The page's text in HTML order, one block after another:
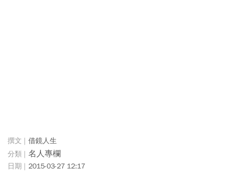
借鏡人生
名人專欄
2015-03-27 12:17